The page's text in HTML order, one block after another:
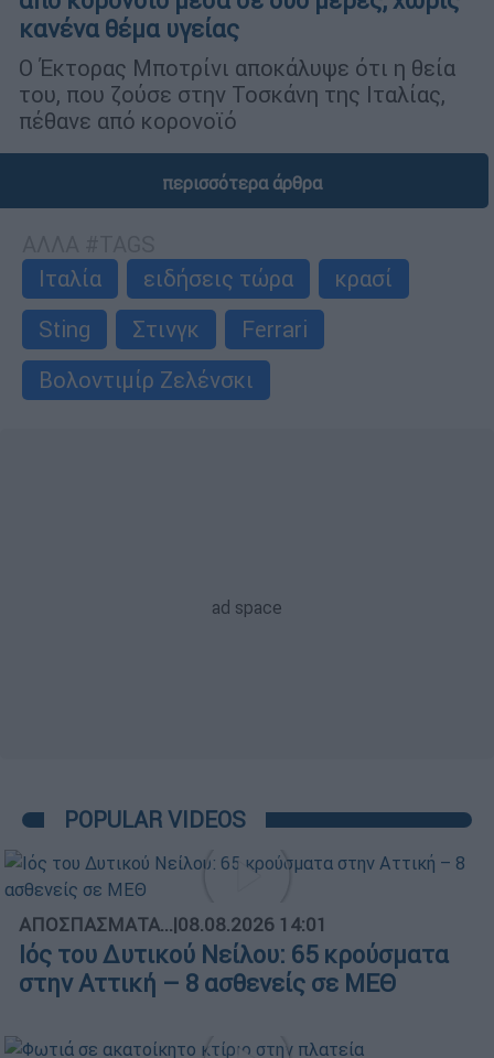
κανένα θέμα υγείας
Ο Έκτορας Μποτρίνι αποκάλυψε ότι η θεία
του, που ζούσε στην Τοσκάνη της Ιταλίας,
πέθανε από κορονοϊό
περισσότερα άρθρα
Ιταλία
ειδήσεις τώρα
κρασί
Sting
Στινγκ
Ferrari
Βολοντιμίρ Ζελένσκι
POPULAR VIDEOS
ΑΠΟΣΠΑΣΜΑΤΑ...|08.08.2026 14:01
Ιός του Δυτικού Νείλου: 65 κρούσματα
στην Αττική – 8 ασθενείς σε ΜΕΘ